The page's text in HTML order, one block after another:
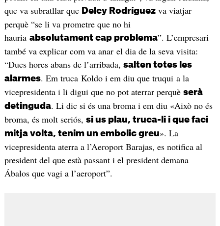
que va subratllar que Delcy Rodríguezva viatjar
perquè “se li va prometre que no hi
hauria absolutament cap problema”. L’empresari
també va explicar com va anar el dia de la seva visita:
“Dues hores abans de l’arribada, salten totes les
alarmes. Em truca Koldo i em diu que truqui a la
vicepresidenta i li digui que no pot aterrar perquè serà
detinguda. Li dic si és una broma i em diu «Això no és
broma, és molt seriós, si us plau, truca-li i que faci
mitja volta, tenim un embolic greu». La
vicepresidenta aterra a l’Aeroport Barajas, es notifica al
president del que està passant i el president demana
Ábalos que vagi a l’aeroport”.